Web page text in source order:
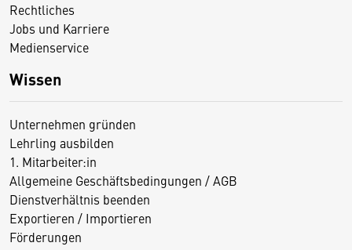
Rechtliches
Jobs und Karriere
Medienservice
Wissen
Unternehmen gründen
Lehrling ausbilden
1. Mitarbeiter:in
Allgemeine Geschäftsbedingungen / AGB
Dienstverhältnis beenden
Exportieren / Importieren
Förderungen